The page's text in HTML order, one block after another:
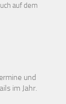
auf dem
und
im Jahr.